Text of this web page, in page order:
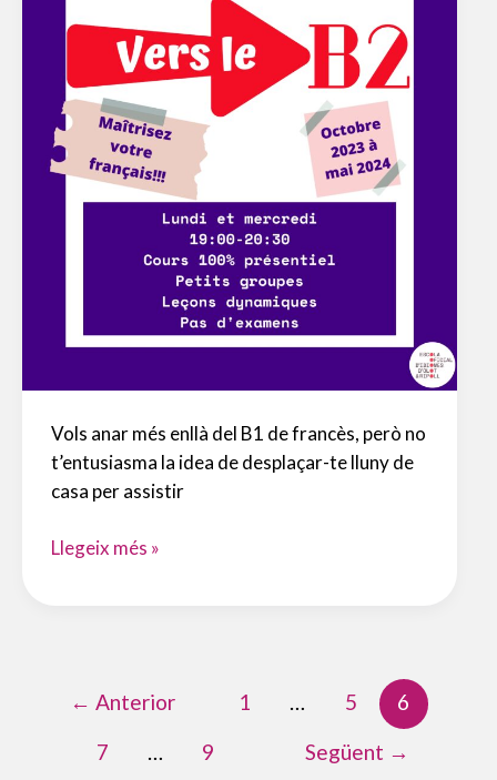
Vols anar més enllà del B1 de francès, però no
t’entusiasma la idea de desplaçar-te lluny de
casa per assistir
VERS
Llegeix més »
← Anterior 1 … 5
6
7
… 9 Següent →